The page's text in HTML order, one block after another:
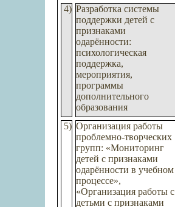
4) Разработка системы
поддержки детей с
признаками
одарённости:
психологическая
поддержка,
мероприятия,
программы
дополнительного
образования
5) Организация работы
проблемно-творческих
групп: «Мониторинг
детей с признаками
одарённости в учебном
процессе»,
«Организация работы с
детьми с признаками